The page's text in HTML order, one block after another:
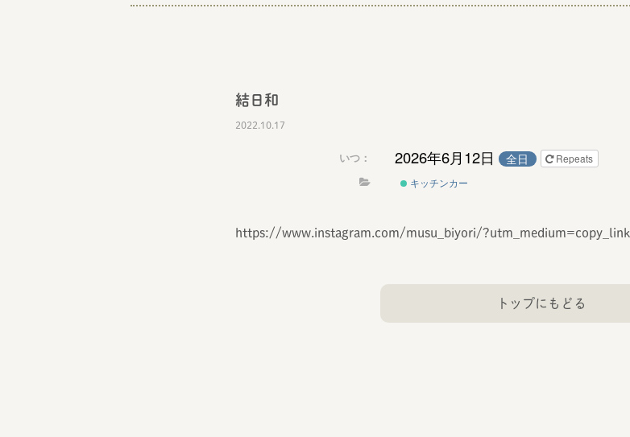
結日和
2022.10.17
いつ： 2026年6月12日 全日
Repeats
キッチンカー
https://www.instagram.com/musu_biyori/?utm_medium=copy_link
トップにもどる